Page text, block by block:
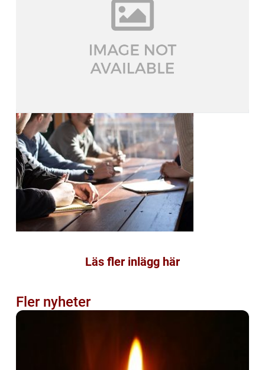
Läs fler inlägg här
Fler nyheter